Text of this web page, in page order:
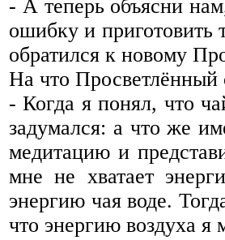
- А теперь объясни
ошибку и приготовить
обратился к новому
На что Просветлённый
- Когда я понял, что
задумался: а что же
медитацию и
мне не хватает
энергию чая воде.
что энергию воздуха